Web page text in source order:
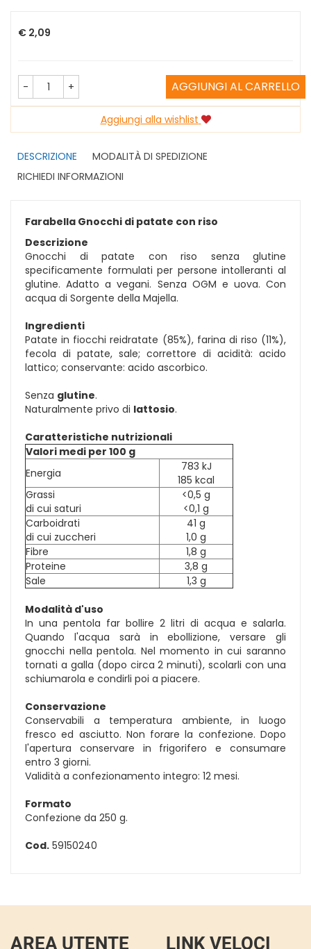
Prezzo
€ 2,09
- + AGGIUNGI AL CARRELLO
Aggiungi alla wishlist
DESCRIZIONE
MODALITÀ DI SPEDIZIONE
RICHIEDI INFORMAZIONI
Farabella Gnocchi di patate con riso
Descrizione
Gnocchi di patate con riso senza glutine
specificamente formulati per persone intolleranti al
glutine. Adatto a vegani. Senza OGM e uova. Con
acqua di Sorgente della Majella.
Ingredienti
Patate in fiocchi reidratate (85%), farina di riso (11%),
fecola di patate, sale; correttore di acidità: acido
lattico; conservante: acido ascorbico.
Senza glutine.
Naturalmente privo di lattosio.
Caratteristiche nutrizionali
Valori medi per 100 g
Energia
783 kJ
185 kcal
Grassi
di cui saturi
<0,5 g
<0,1 g
Carboidrati
di cui zuccheri
41 g
1,0 g
Fibre
1,8 g
Proteine
3,8 g
Sale
1,3 g
Modalità d'uso
In una pentola far bollire 2 litri di acqua e salarla.
Quando l'acqua sarà in ebollizione, versare gli
gnocchi nella pentola. Nel momento in cui saranno
tornati a galla (dopo circa 2 minuti), scolarli con una
schiumarola e condirli poi a piacere.
Conservazione
Conservabili a temperatura ambiente, in luogo
fresco ed asciutto. Non forare la confezione. Dopo
l'apertura conservare in frigorifero e consumare
entro 3 giorni.
Validità a confezionamento integro: 12 mesi.
Formato
Confezione da 250 g.
Cod. 59150240
AREA UTENTE LINK VELOCI